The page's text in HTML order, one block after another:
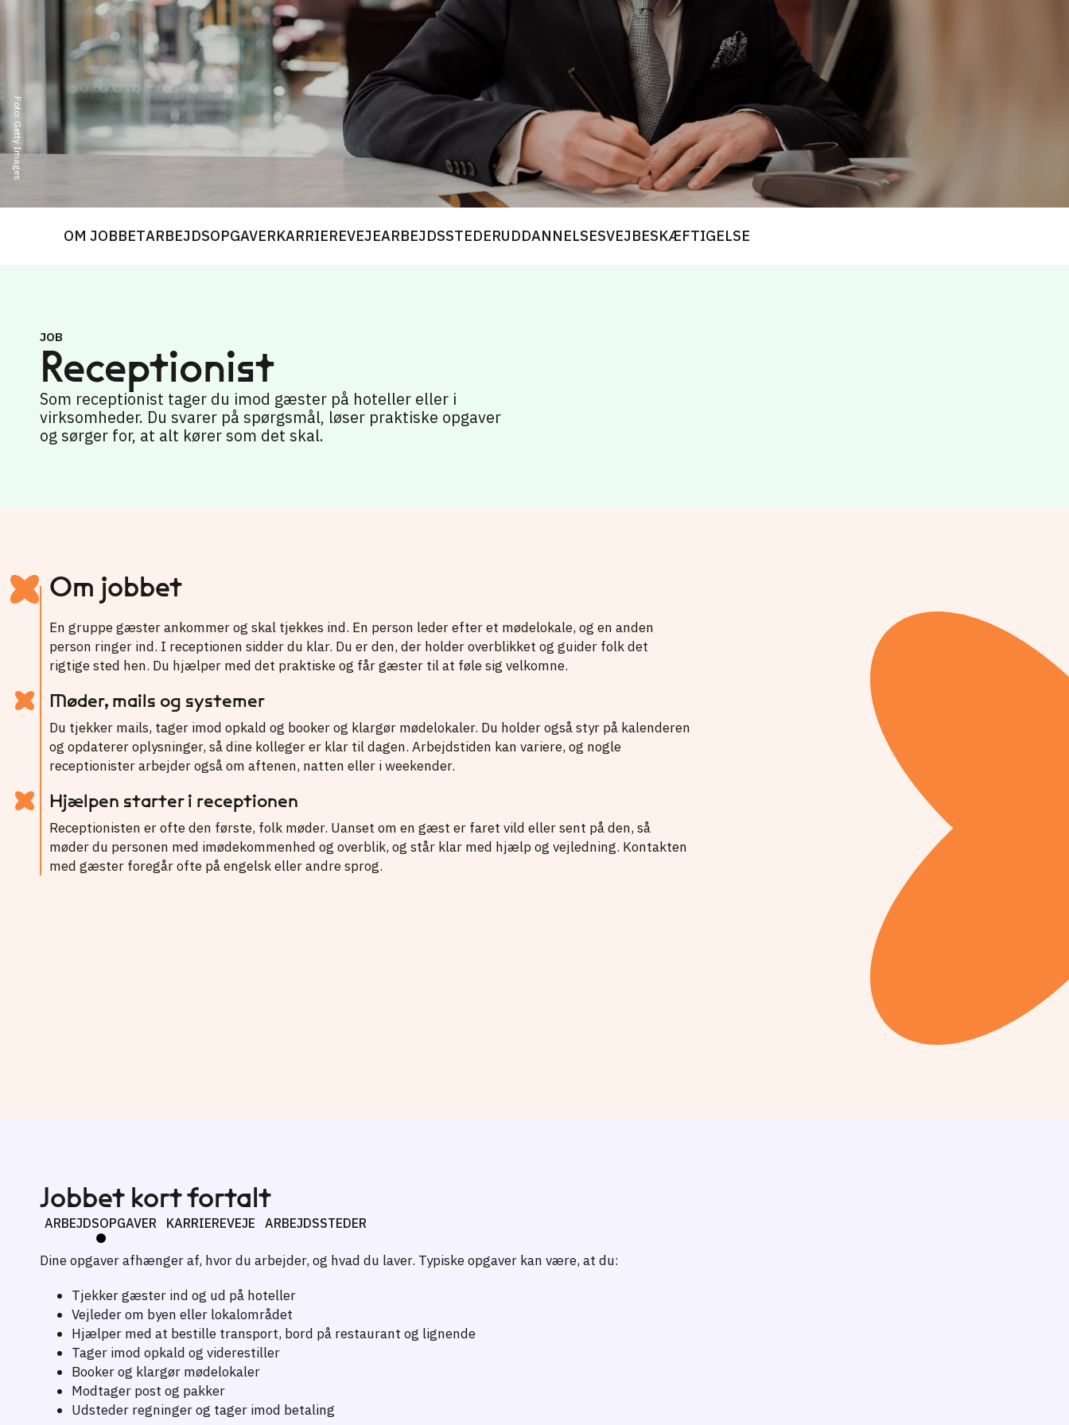
Foto: Getty Images
OM JOBBETARBEJDSOPGAVERKARRIEREVEJEARBEJDSSTEDERUDDANNELSESVEJBESKÆFTIGELSE
JOB
Receptionist
Som receptionist tager du imod gæster på hoteller eller i
virksomheder. Du svarer på spørgsmål, løser praktiske opgaver
og sørger for, at alt kører som det skal.
Om jobbet
En gruppe gæster ankommer og skal tjekkes ind. En person leder efter et mødelokale, og en anden
person ringer ind. I receptionen sidder du klar. Du er den, der holder overblikket og guider folk det
rigtige sted hen. Du hjælper med det praktiske og får gæster til at føle sig velkomne.
Møder, mails og systemer
Du tjekker mails, tager imod opkald og booker og klargør mødelokaler. Du holder også styr på kalenderen
og opdaterer oplysninger, så dine kolleger er klar til dagen. Arbejdstiden kan variere, og nogle
receptionister arbejder også om aftenen, natten eller i weekender.
Hjælpen starter i receptionen
Receptionisten er ofte den første, folk møder. Uanset om en gæst er faret vild eller sent på den, så
møder du personen med imødekommenhed og overblik, og står klar med hjælp og vejledning. Kontakten
med gæster foregår ofte på engelsk eller andre sprog.
Jobbet kort fortalt
ARBEJDSOPGAVER KARRIEREVEJE ARBEJDSSTEDER
Dine opgaver afhænger af, hvor du arbejder, og hvad du laver. Typiske opgaver kan være, at du:
Tjekker gæster ind og ud på hoteller
Vejleder om byen eller lokalområdet
Hjælper med at bestille transport, bord på restaurant og lignende
Tager imod opkald og viderestiller
Booker og klargør mødelokaler
Modtager post og pakker
Udsteder regninger og tager imod betaling